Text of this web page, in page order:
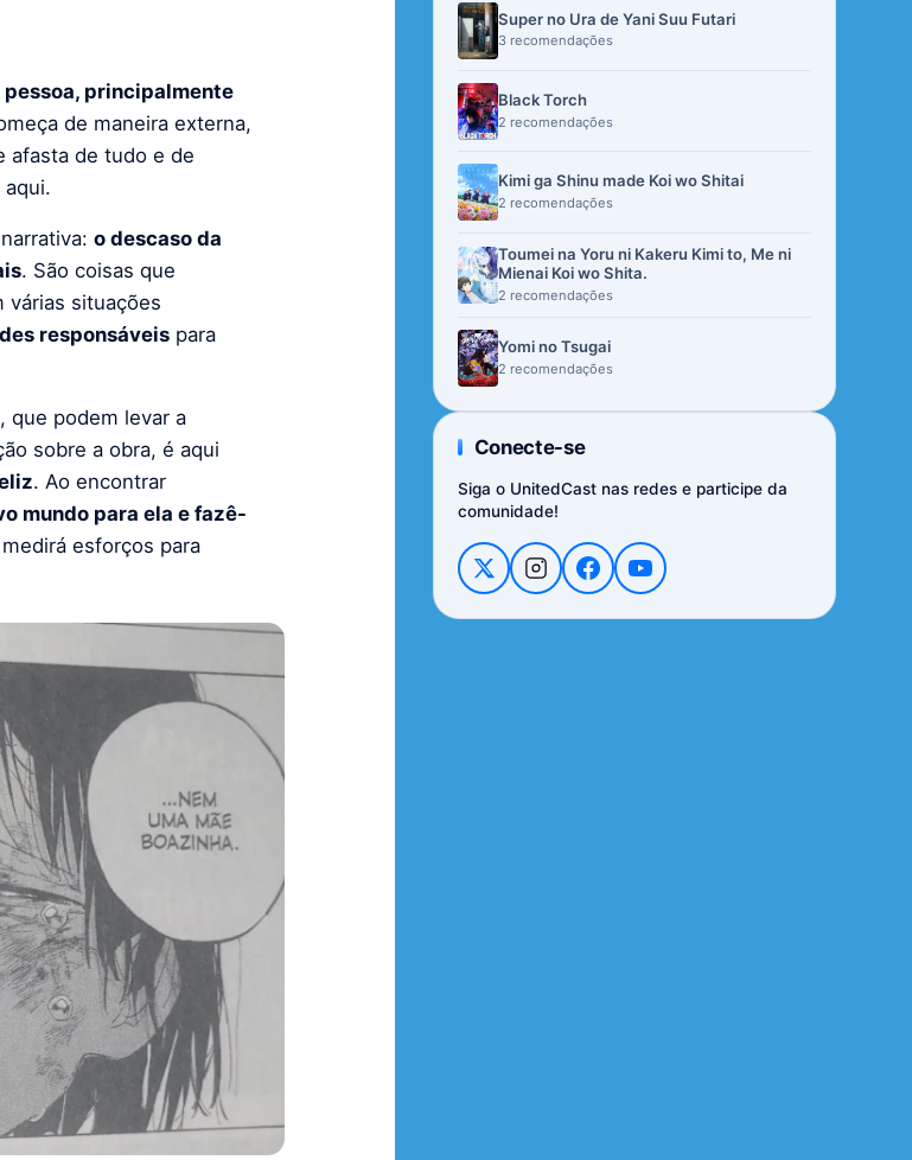
principalmente
de maneira externa,
afasta de tudo e de
o descaso da
. São coisas que
várias situações
responsáveis para
que podem levar a
sobre a obra, é aqui
. Ao encontrar
mundo para ela e fazê-
esforços para
Super no Ura de Yani Suu Futari
3 recomendações
Black Torch
2 recomendações
Kimi ga Shinu made Koi wo Shitai
2 recomendações
Toumei na Yoru ni Kakeru Kimi to, Me ni
Mienai Koi wo Shita.
2 recomendações
Yomi no Tsugai
2 recomendações
Conecte-se
Siga o UnitedCast nas redes e participe da
comunidade!